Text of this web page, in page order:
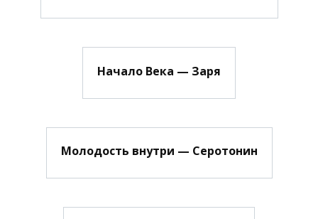
Начало Века — Заря
Молодость внутри — Серотонин